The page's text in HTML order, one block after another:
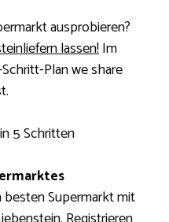
ausprobieren?
lassen!Im
Plan we share
5 Schritten
besten Supermarkt mit